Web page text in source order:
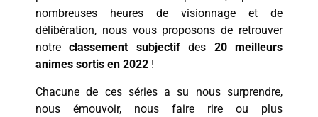
nombreuses heures de visionnage et de
délibération, nous vous proposons de retrouver
notreclassement subjectifdes 20 meilleurs
animes sortis en 2022 !
Chacune de ces séries a su nous surprendre,
nous émouvoir, nous faire rire ou plus